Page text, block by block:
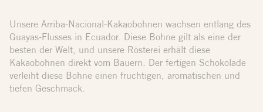
Unsere Arriba-Nacional-Kakaobohnen wachsen entlang des
Guayas-Flusses in Ecuador. Diese Bohne gilt als eine der
besten der Welt, und unsere Rösterei erhält diese
Kakaobohnen direkt vom Bauern. Der fertigen Schokolade
verleiht diese Bohne einen fruchtigen, aromatischen und
tiefen Geschmack.